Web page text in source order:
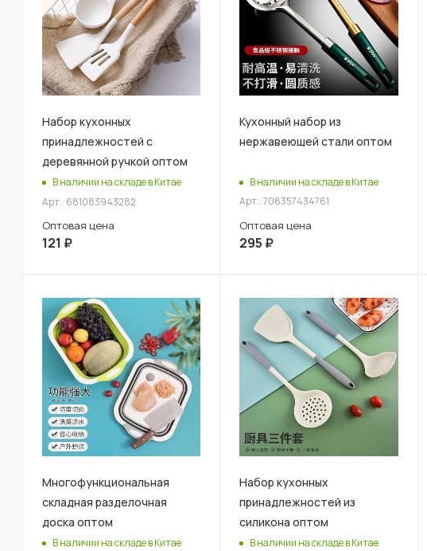
Набор кухонных
принадлежностей с
деревянной ручкой оптом
В наличии на складе в Китае
Арт.: 681083943282
Оптовая цена
121 ₽
Кухонный набор из
нержавеющей стали оптом
В наличии на складе в Китае
Арт.: 708357434761
Оптовая цена
295 ₽
Многофункциональная
складная разделочная
доска оптом
В наличии на складе в Китае
Набор кухонных
принадлежностей из
силикона оптом
В наличии на складе в Китае